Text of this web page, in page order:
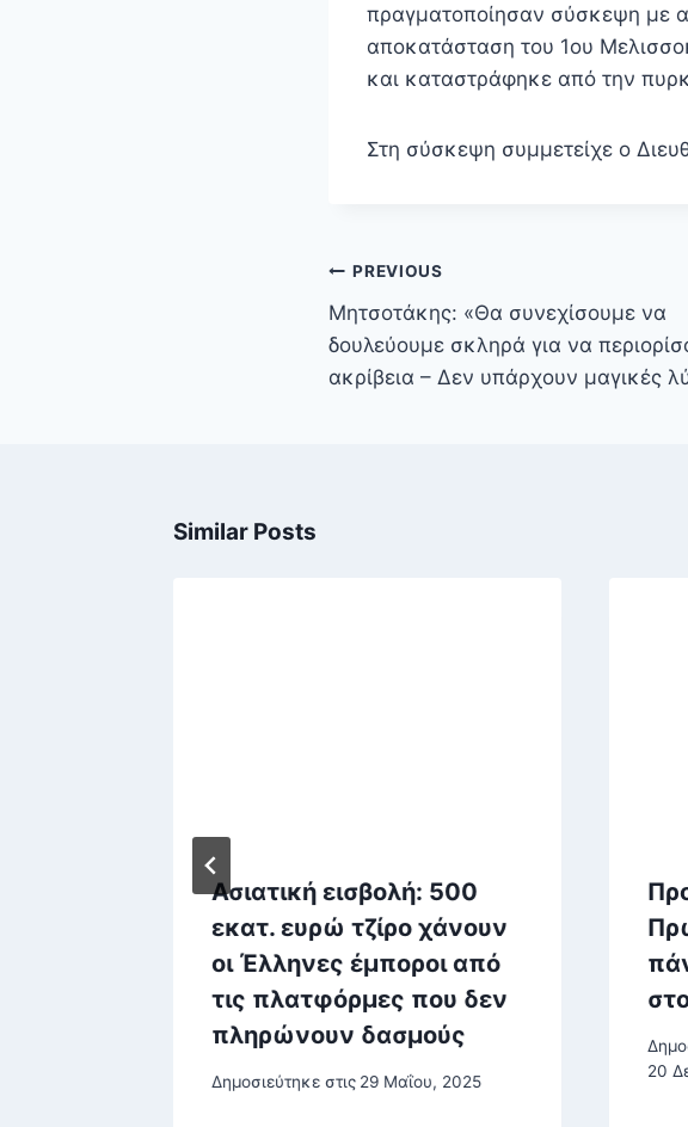
πραγματοποίησαν σύσκεψη με
αποκατάσταση του 1ου
και καταστράφηκε από την
Στη σύσκεψη συμμετείχε ο
Πλοήγηση
άρθρων
PREVIOUS
Μητσοτάκης: «Θα συνεχίσουμε να
δουλεύουμε σκληρά για να
ακρίβεια – Δεν υπάρχουν μαγικές
Similar Posts
Ασιατική εισβολή: 500
εκατ. ευρώ τζίρο χάνουν
οι Έλληνες έμποροι από
τις πλατφόρμες που δεν
πληρώνουν δασμούς
Δημοσιεύτηκε στις 29 Μαΐου, 2025
20